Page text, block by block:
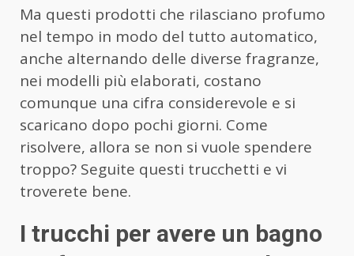
Ma questi prodotti che rilasciano profumo
nel tempo in modo del tutto automatico,
anche alternando delle diverse fragranze,
nei modelli più elaborati, costano
comunque una cifra considerevole e si
scaricano dopo pochi giorni. Come
risolvere, allora se non si vuole spendere
troppo? Seguite questi trucchetti e vi
troverete bene.
I trucchi per avere un bagno